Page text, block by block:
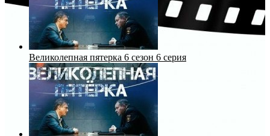
Великолепная пятерка 6 сезон 6 серия